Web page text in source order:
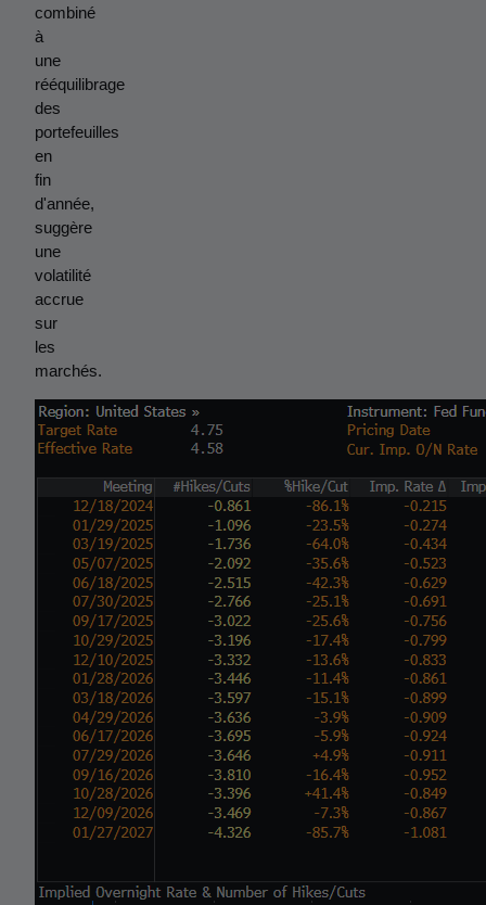
combiné
à
une
rééquilibrage
des
portefeuilles
en
fin
d'année,
suggère
une
volatilité
accrue
sur
les
marchés.